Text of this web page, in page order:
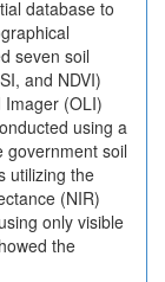
database to
seven soil
and NDVI)
(OLI)
using a
government soil
utilizing the
(NIR)
only visible
the